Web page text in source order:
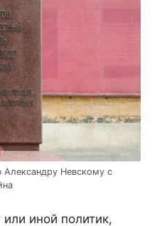
Невскому с
иной политик,